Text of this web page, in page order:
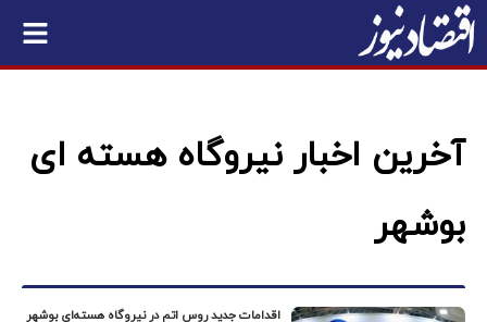
آخرین اخبار نیروگاه هسته ای
بوشهر
اقدامات جدید روس اتم در نیروگاه هسته‌ای بوشهر